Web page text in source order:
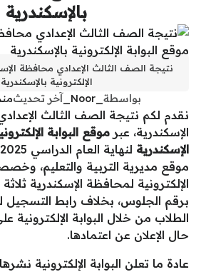
بالإسكندرية
نتيجة الصف الثالث الإعدادي محافظة
الإلكترونية بالإسكندرية
بواسطة آخر تحديثمنذ 4
نقدم لكم نتيجة الصف الثالث
الإسكندرية، عبر موقع البوابة
الإسكندرية
موقع مديرية التربية والتعليم،
الإلكترونية لمحافظة الإسكندرية
برقم الجلوس، بخلاف رابط التسجيل
الطلاب من خلال البوابة الإلكترونية
حال الإعلان عن اعتمادها.
عادة ما تعلن البوابة الإلكترونية